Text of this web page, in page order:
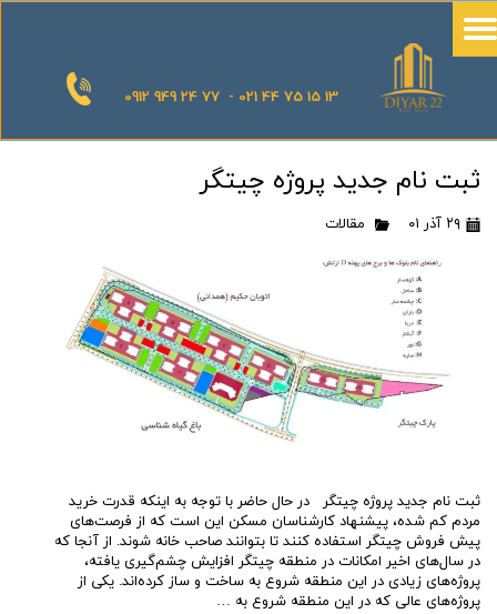
0912 949 24 77 - 021 44 75 15 13
ثبت نام جدید پروژه چیتگر
۲۹ آذر ۰۱ مقالات
ثبت نام جدید پروژه چیتگر در حال حاضر با توجه به اینکه قدرت خرید
مردم کم شده، پیشنهاد کارشناسان مسکن این است که از فرصت‌های
پیش فروش چیتگر استفاده کنند تا بتوانند صاحب خانه شوند. از آنجا که
در سال‌های اخیر امکانات در منطقه چیتگر افزایش چشم‌گیری یافته،
پروژه‌های زیادی در این منطقه شروع به ساخت و ساز کرده‌اند. یکی از
پروژه‌های عالی که در این منطقه شروع به …